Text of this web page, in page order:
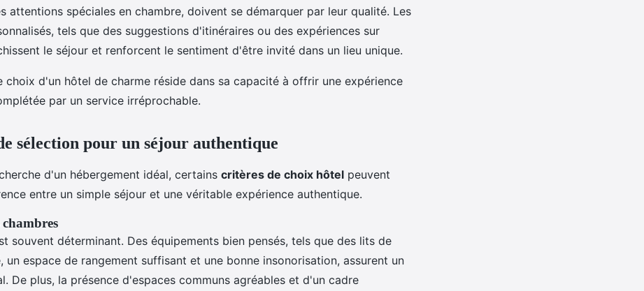
attentions spéciales en chambre, doivent se démarquer par leur qualité. Les
tels que des suggestions d'itinéraires ou des expériences sur
le séjour et renforcent le sentiment d'être invité dans un lieu unique.
choix d'un hôtel de charme réside dans sa capacité à offrir une expérience
par un service irréprochable.
sélection pour un séjour authentique
d'un hébergement idéal, certains critères de choix hôtel peuvent
entre un simple séjour et une véritable expérience authentique.
souvent déterminant. Des équipements bien pensés, tels que des lits de
un espace de rangement suffisant et une bonne insonorisation, assurent un
De plus, la présence d'espaces communs agréables et d'un cadre